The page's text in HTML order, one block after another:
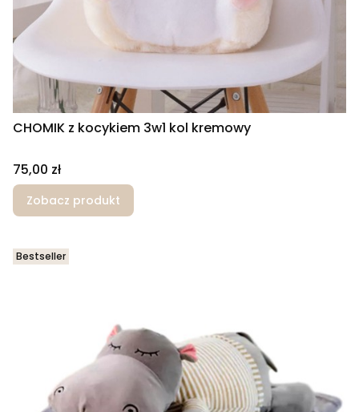
CHOMIK z kocykiem 3w1 kol kremowy
Cena
75,00 zł
Zobacz produkt
Bestseller